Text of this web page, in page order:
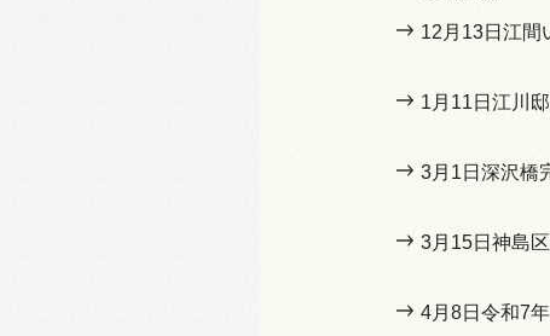
12月13日江間
1月11日江川
3月1日深沢橋
3月15日神島
4月8日令和7